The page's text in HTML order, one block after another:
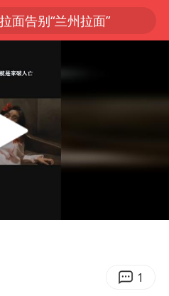
面告别“兰州拉面”
足三战全胜
青海海西州茫崖市发生3.1级地震
制完成新版全月地质图
海豚登陆地点更新
求领导干部带头休假
1